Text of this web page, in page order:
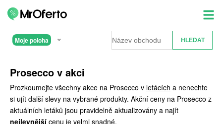
Moje poloha
Prosecco v akci
Prozkoumejte všechny akce na Prosecco v letácích a nenechte
si ujít další slevy na vybrané produkty. Akční ceny na Prosecco z
aktuálních letáků jsou pravidelně aktualizovány a najít
nejlevnější cenu je velmi snadné.